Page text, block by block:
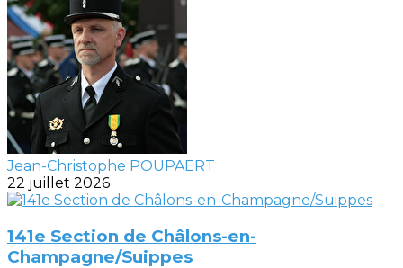
Jean-Christophe POUPAERT
22 juillet 2026
141e Section de Châlons-en-
Champagne/Suippes